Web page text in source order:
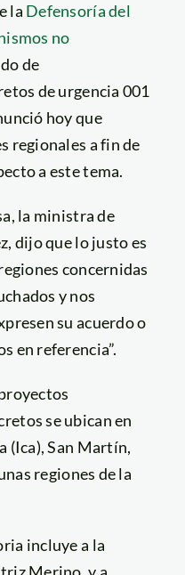
la Defensoría del
no
de
de urgencia 001
hoy que
regionales a fin de
a este tema.
la ministra de
dijo que lo justo es
concernidas
y nos
su acuerdo o
en referencia”.
se ubican en
(Ica), San Martín,
regiones de la
incluye a la